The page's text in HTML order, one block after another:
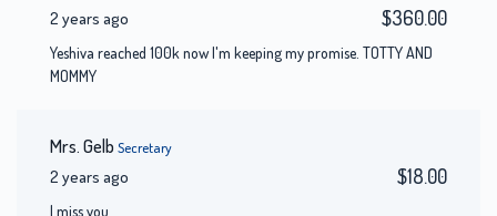
2 years ago $360.00
Yeshiva reached 100k now I'm keeping my promise. TOTTY AND
MOMMY
Mrs. GelbSecretary
2 years ago $18.00
I miss you